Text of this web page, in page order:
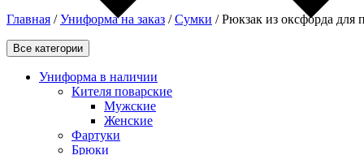
Главная /Униформа на заказ /Сумки /Рюкзак из оксфорда для
Все категории
Униформа в наличии
Кителя поварские
Мужские
Женские
Фартуки
Брюки